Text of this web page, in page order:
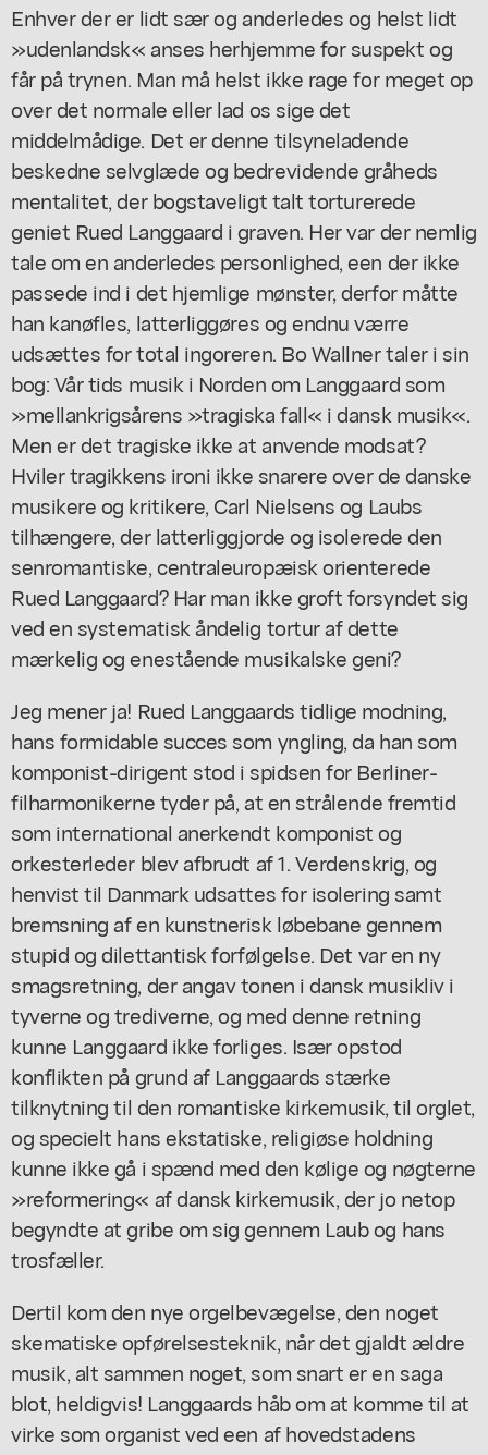
Enhver der er lidt sær og anderledes og helst lidt
»udenlandsk« anses herhjemme for suspekt og
får på trynen. Man må helst ikke rage for meget op
over det normale eller lad os sige det
middelmådige. Det er denne tilsyneladende
beskedne selvglæde og bedrevidende gråheds
mentalitet, der bogstaveligt talt torturerede
geniet Rued Langgaard i graven. Her var der nemlig
tale om en anderledes personlighed, een der ikke
passede ind i det hjemlige mønster, derfor måtte
han kanøfles, latterliggøres og endnu værre
udsættes for total ingoreren. Bo Wallner taler i sin
bog: Vår tids musik i Norden om Langgaard som
»mellankrigsårens »tragiska fall« i dansk musik«.
Men er det tragiske ikke at anvende modsat?
Hviler tragikkens ironi ikke snarere over de danske
musikere og kritikere, Carl Nielsens og Laubs
tilhængere, der latterliggjorde og isolerede den
senromantiske, centraleuropæisk orienterede
Rued Langgaard? Har man ikke groft forsyndet sig
ved en systematisk åndelig tortur af dette
mærkelig og enestående musikalske geni?
Jeg mener ja! Rued Langgaards tidlige modning,
hans formidable succes som yngling, da han som
komponist-dirigent stod i spidsen for Berliner-
filharmonikerne tyder på, at en strålende fremtid
som international anerkendt komponist og
orkesterleder blev afbrudt af 1. Verdenskrig, og
henvist til Danmark udsattes for isolering samt
bremsning af en kunstnerisk løbebane gennem
stupid og dilettantisk forfølgelse. Det var en ny
smagsretning, der angav tonen i dansk musikliv i
tyverne og trediverne, og med denne retning
kunne Langgaard ikke forliges. Især opstod
konflikten på grund af Langgaards stærke
tilknytning til den romantiske kirkemusik, til orglet,
og specielt hans ekstatiske, religiøse holdning
kunne ikke gå i spænd med den kølige og nøgterne
»reformering« af dansk kirkemusik, der jo netop
begyndte at gribe om sig gennem Laub og hans
trosfæller.
Dertil kom den nye orgelbevægelse, den noget
skematiske opførelsesteknik, når det gjaldt ældre
musik, alt sammen noget, som snart er en saga
blot, heldigvis! Langgaards håb om at komme til at
virke som organist ved een af hovedstadens